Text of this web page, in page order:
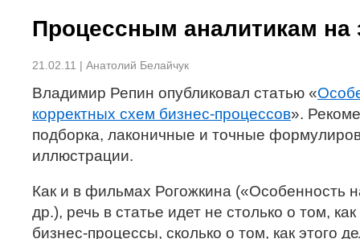
Процессным аналитикам на
21.02.11 | Анатолий Белайчук
Владимир Репин опубликовал статью «
корректных схем бизнес-процессов».
подборка, лаконичные и точные
иллюстрации.
Как и в фильмах Рогожкина («Особенность
др.), речь в статье идет не столько о том,
бизнес-процессы, сколько о том, как этого